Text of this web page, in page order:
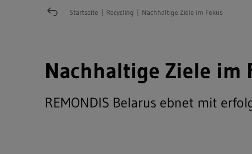
Startseite | Recycling | Nachhaltige Ziele im Fokus
Nachhaltige Ziele im
REMONDIS Belarus ebnet mit